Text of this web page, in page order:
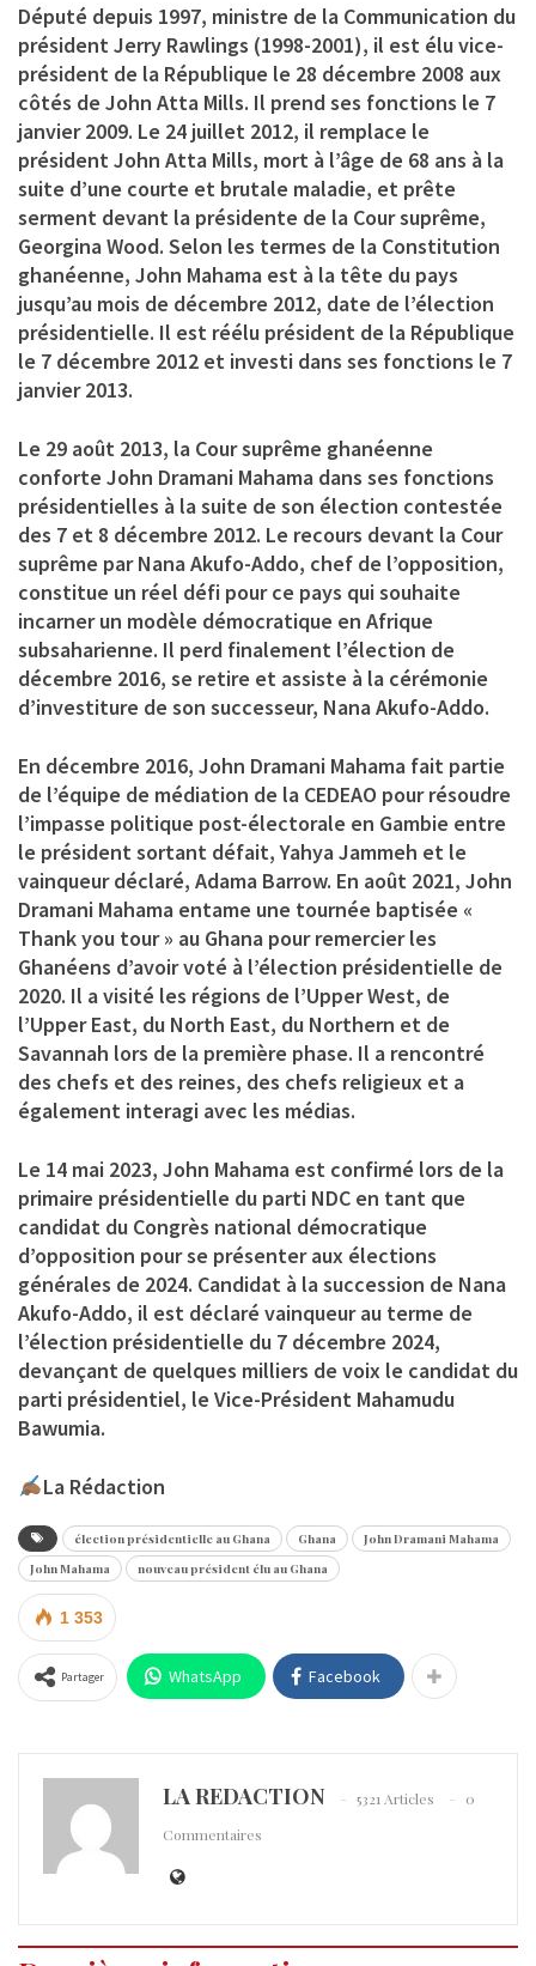
Député depuis 1997, ministre de la Communication du
président Jerry Rawlings (1998-2001), il est élu vice-
président de la République le 28 décembre 2008 aux
côtés de John Atta Mills. Il prend ses fonctions le 7
janvier 2009. Le 24 juillet 2012, il remplace le
président John Atta Mills, mort à l’âge de 68 ans à la
suite d’une courte et brutale maladie, et prête
serment devant la présidente de la Cour suprême,
Georgina Wood. Selon les termes de la Constitution
ghanéenne, John Mahama est à la tête du pays
jusqu’au mois de décembre 2012, date de l’élection
présidentielle. Il est réélu président de la République
le 7 décembre 2012 et investi dans ses fonctions le 7
janvier 2013.
Le 29 août 2013, la Cour suprême ghanéenne
conforte John Dramani Mahama dans ses fonctions
présidentielles à la suite de son élection contestée
des 7 et 8 décembre 2012. Le recours devant la Cour
suprême par Nana Akufo-Addo, chef de l’opposition,
constitue un réel défi pour ce pays qui souhaite
incarner un modèle démocratique en Afrique
subsaharienne. Il perd finalement l’élection de
décembre 2016, se retire et assiste à la cérémonie
d’investiture de son successeur, Nana Akufo-Addo.
En décembre 2016, John Dramani Mahama fait partie
de l’équipe de médiation de la CEDEAO pour résoudre
l’impasse politique post-électorale en Gambie entre
le président sortant défait, Yahya Jammeh et le
vainqueur déclaré, Adama Barrow. En août 2021, John
Dramani Mahama entame une tournée baptisée «
Thank you tour » au Ghana pour remercier les
Ghanéens d’avoir voté à l’élection présidentielle de
2020. Il a visité les régions de l’Upper West, de
l’Upper East, du North East, du Northern et de
Savannah lors de la première phase. Il a rencontré
des chefs et des reines, des chefs religieux et a
également interagi avec les médias.
Le 14 mai 2023, John Mahama est confirmé lors de la
primaire présidentielle du parti NDC en tant que
candidat du Congrès national démocratique
d’opposition pour se présenter aux élections
générales de 2024. Candidat à la succession de Nana
Akufo-Addo, il est déclaré vainqueur au terme de
l’élection présidentielle du 7 décembre 2024,
devançant de quelques milliers de voix le candidat du
parti présidentiel, le Vice-Président Mahamudu
Bawumia.
La Rédaction
élection présidentielle au Ghana Ghana
John Dramani Mahama
John Mahama
nouveau président élu au Ghana
1 353
Partager WhatsApp Facebook
LA REDACTION 5321 Articles
0
Commentaires